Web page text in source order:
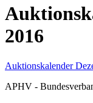
2016
Auktionskalender
APHV -